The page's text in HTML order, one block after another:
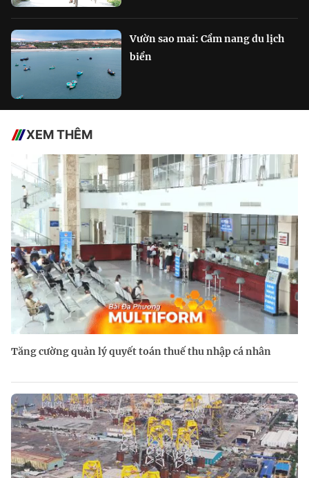
Vườn sao mai: Cẩm nang du lịch
biển
XEM THÊM
Tăng cường quản lý quyết toán thuế thu nhập cá nhân